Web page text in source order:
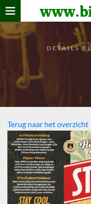
Home
verzamelen
De bierkaart
Bezoekers
DETAILS
Terug naar het overzicht